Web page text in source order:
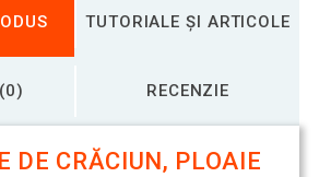
TUTORIALE ȘI ARTICOLE
RECENZIE
DE CRĂCIUN, PLOAIE